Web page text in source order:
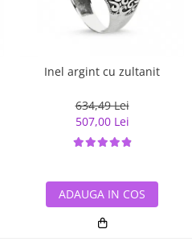
Inel argint cu zultanit
634,49 Lei
507,00 Lei
ADAUGA IN COS